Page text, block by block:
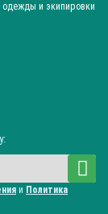
одежды и экипировки
и Политика